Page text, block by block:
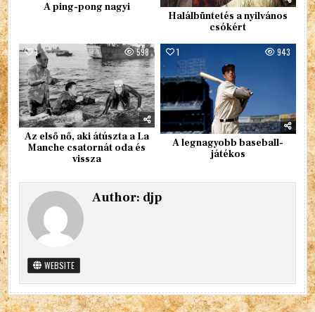
A ping-pong nagyi
Halálbüntetés a nyilvános
csókért
1 598
Az első nő, aki átúszta a La
Manche csatornát oda és
vissza
1 943
A legnagyobb baseball-
játékos
Author: djp
WEBSITE